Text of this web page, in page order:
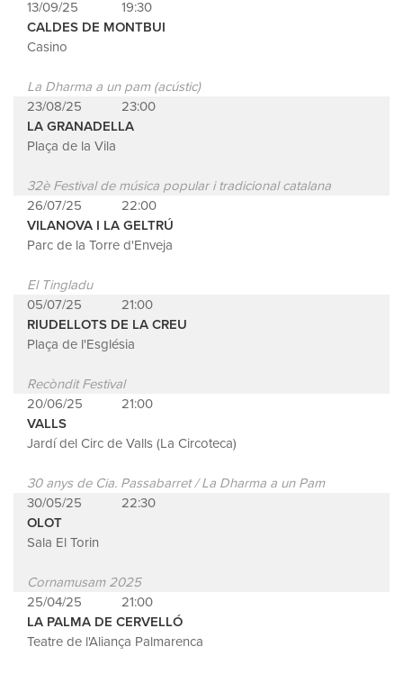
13/09/25
19:30
CALDES DE MONTBUI
Casino
La Dharma a un pam (acústic)
23/08/25
23:00
LA GRANADELLA
Plaça de la Vila
32è Festival de música popular i tradicional catalana
26/07/25
22:00
VILANOVA I LA GELTRÚ
Parc de la Torre d'Enveja
El Tingladu
05/07/25
21:00
RIUDELLOTS DE LA CREU
Plaça de l'Església
Recòndit Festival
20/06/25
21:00
VALLS
Jardí del Circ de Valls (La Circoteca)
30 anys de Cia. Passabarret / La Dharma a un Pam
30/05/25
22:30
OLOT
Sala El Torin
Cornamusam 2025
25/04/25
21:00
LA PALMA DE CERVELLÓ
Teatre de l'Aliança Palmarenca